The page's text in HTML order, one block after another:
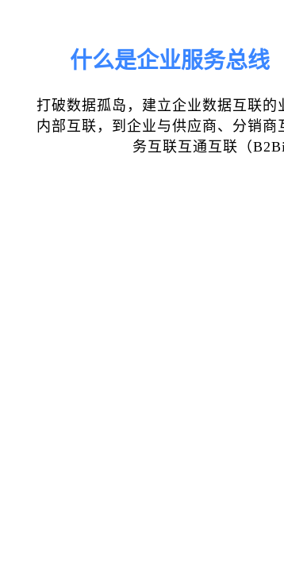
什么是企业服务总线
打破数据孤岛，建立企业数据互联的
内部互联，到企业与供应商、分销商
务互联互通互联（B2Bi